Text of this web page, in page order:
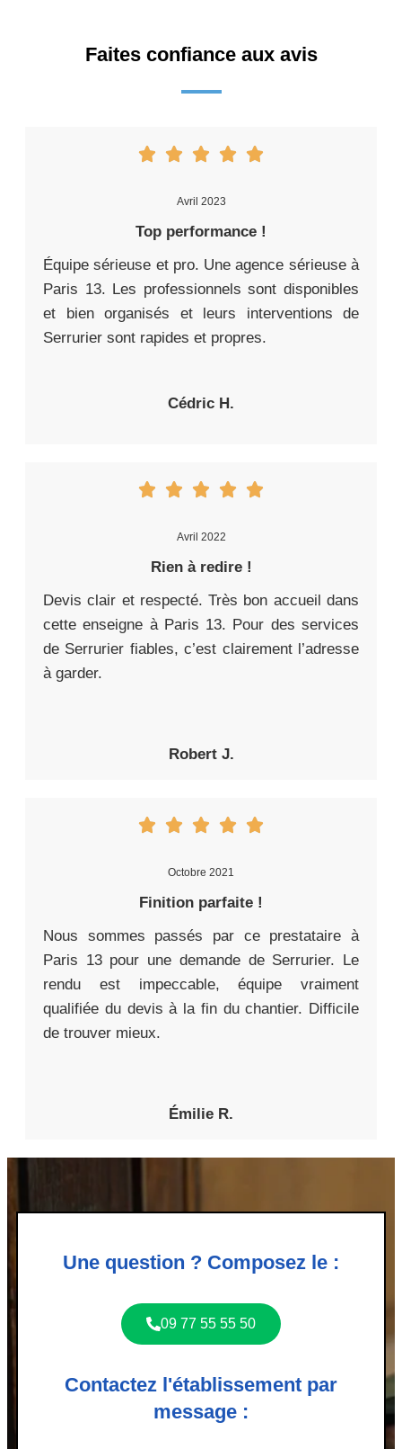
Faites confiance aux avis
Avril 2023
Top performance !
Équipe sérieuse et pro. Une agence sérieuse à
Paris 13. Les professionnels sont disponibles
et bien organisés et leurs interventions de
Serrurier sont rapides et propres.
Cédric H.
Avril 2022
Rien à redire !
Devis clair et respecté. Très bon accueil dans
cette enseigne à Paris 13. Pour des services
de Serrurier fiables, c’est clairement l’adresse
à garder.
Robert J.
Octobre 2021
Finition parfaite !
Nous sommes passés par ce prestataire à
Paris 13 pour une demande de Serrurier. Le
rendu est impeccable, équipe vraiment
qualifiée du devis à la fin du chantier. Difficile
de trouver mieux.
Émilie R.
Une question ? Composez le :
09 77 55 55 50
Contactez l'établissement par
message :